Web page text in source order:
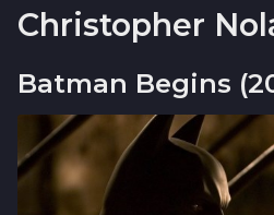
Christopher
Batman Begins